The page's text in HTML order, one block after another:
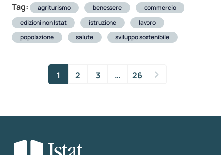
Tag:
agriturismo benessere
commercio
edizioni non Istat
istruzione
lavoro
popolazione
salute sviluppo sostenibile
1 2 3 … 26